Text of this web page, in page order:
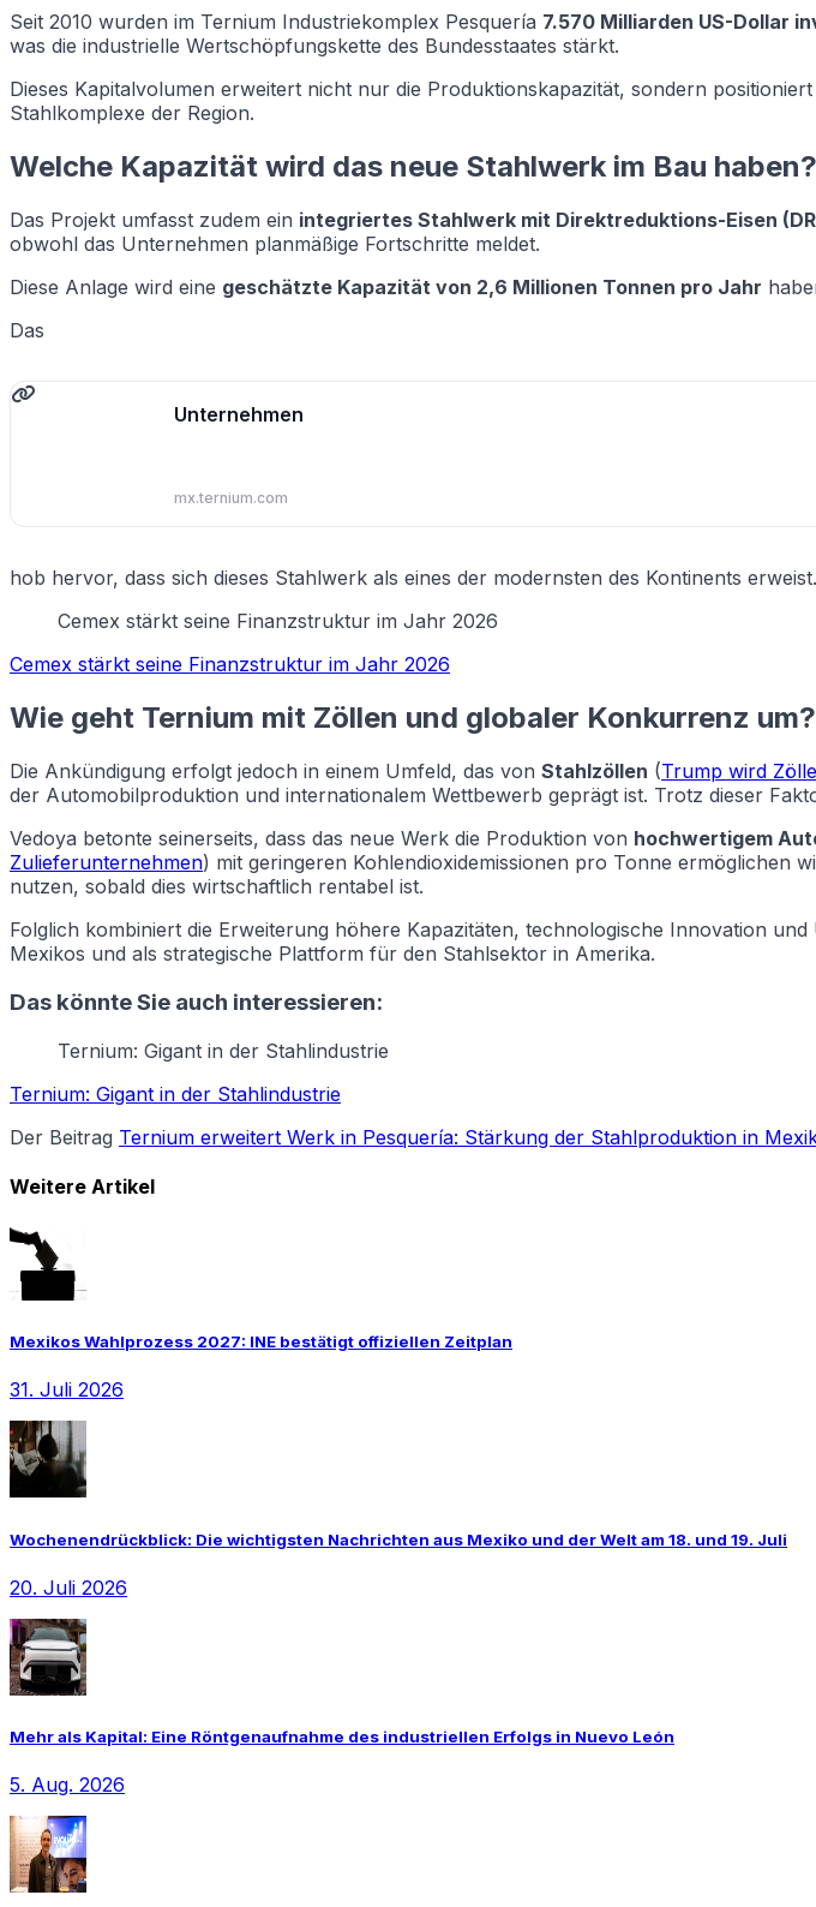
Seit 2010 wurden im Ternium Industriekomplex Pesquería 7.570 Milliarden US-Dollar
was die industrielle Wertschöpfungskette des Bundesstaates stärkt.
Dieses Kapitalvolumen erweitert nicht nur die Produktionskapazität, sondern
Stahlkomplexe der Region.
Welche Kapazität wird das neue Stahlwerk im Bau haben?
Das Projekt umfasst zudem ein integriertes Stahlwerk mit Direktreduktions-Eisen
obwohl das Unternehmen planmäßige Fortschritte meldet.
Diese Anlage wird eine geschätzte Kapazität von 2,6 Millionen Tonnen pro Jahr
Das
Unternehmen
mx.ternium.com
hob hervor, dass sich dieses Stahlwerk als eines der modernsten des Kontinents erweist.
Cemex stärkt seine Finanzstruktur im Jahr 2026
Cemex stärkt seine Finanzstruktur im Jahr 2026
Wie geht Ternium mit Zöllen und globaler Konkurrenz um?
Die Ankündigung erfolgt jedoch in einem Umfeld, das von Stahlzöllen (Trump wird
der Automobilproduktion und internationalem Wettbewerb geprägt ist. Trotz dieser
Vedoya betonte seinerseits, dass das neue Werk die Produktion von hochwertigem
Zulieferunternehmen) mit geringeren Kohlendioxidemissionen pro Tonne ermöglichen
nutzen, sobald dies wirtschaftlich rentabel ist.
Folglich kombiniert die Erweiterung höhere Kapazitäten, technologische Innovation und
Mexikos und als strategische Plattform für den Stahlsektor in Amerika.
Das könnte Sie auch interessieren:
Ternium: Gigant in der Stahlindustrie
Ternium: Gigant in der Stahlindustrie
Der Beitrag Ternium erweitert Werk in Pesquería: Stärkung der Stahlproduktion in
Weitere Artikel
Mexikos Wahlprozess 2027: INE bestätigt offiziellen Zeitplan
31. Juli 2026
Wochenendrückblick: Die wichtigsten Nachrichten aus Mexiko und der Welt am 18. und 19. Juli
20. Juli 2026
Mehr als Kapital: Eine Röntgenaufnahme des industriellen Erfolgs in Nuevo León
5. Aug. 2026